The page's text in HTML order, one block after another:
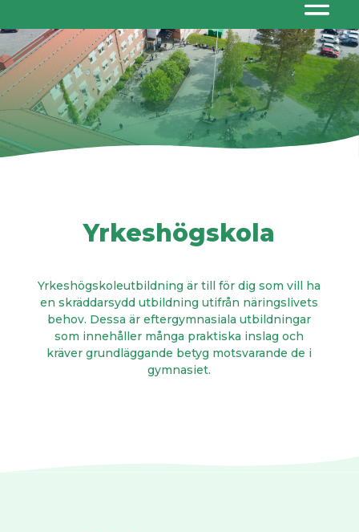
Yrkeshögskola
Yrkeshögskoleutbildning är till för dig som vill ha
en skräddarsydd utbildning utifrån näringslivets
behov. Dessa är eftergymnasiala utbildningar
som innehåller många praktiska inslag och
kräver grundläggande betyg motsvarande de i
gymnasiet.